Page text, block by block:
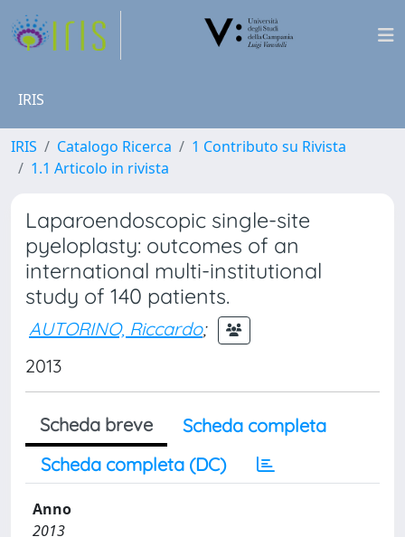
IRIS
IRIS Catalogo Ricerca
1 Contributo su Rivista
1.1 Articolo in rivista
Laparoendoscopic single-site
pyeloplasty: outcomes of an
international multi-institutional
study of 140 patients.
AUTORINO, Riccardo;
2013
Scheda breve
Scheda completa
Scheda completa (DC)
Anno
2013